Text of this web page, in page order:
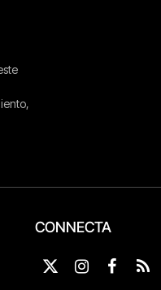
CONNECTA
X
Instagram
Facebook
RSS